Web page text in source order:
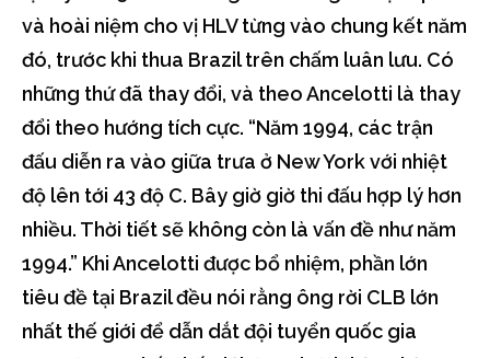
và hoài niệm cho vị HLV từng vào chung kết năm
đó, trước khi thua Brazil trên chấm luân lưu. Có
những thứ đã thay đổi, và theo Ancelotti là thay
đổi theo hướng tích cực. “Năm 1994, các trận
đấu diễn ra vào giữa trưa ở New York với nhiệt
độ lên tới 43 độ C. Bây giờ giờ thi đấu hợp lý hơn
nhiều. Thời tiết sẽ không còn là vấn đề như năm
1994.” Khi Ancelotti được bổ nhiệm, phần lớn
tiêu đề tại Brazil đều nói rằng ông rời CLB lớn
nhất thế giới để dẫn dắt đội tuyển quốc gia